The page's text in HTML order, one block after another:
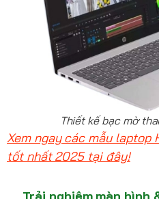
Thiết kế bạc mờ
Xem ngay các mẫu laptop
tốt nhất 2025 tại đây!
Trải nghiệm màn